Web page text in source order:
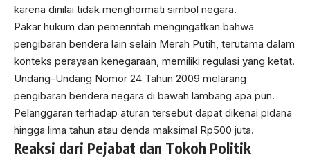
karena dinilai tidak menghormati simbol negara.
Pakar hukum dan pemerintah mengingatkan bahwa
pengibaran bendera lain selain Merah Putih, terutama dalam
konteks perayaan kenegaraan, memiliki regulasi yang ketat.
Undang-Undang Nomor 24 Tahun 2009 melarang
pengibaran bendera negara di bawah lambang apa pun.
Pelanggaran terhadap aturan tersebut dapat dikenai pidana
hingga lima tahun atau denda maksimal Rp500 juta.
Reaksi dari Pejabat dan Tokoh Politik